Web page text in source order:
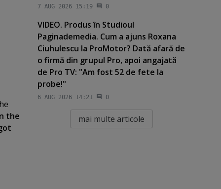
the
7 AUG 2026 15:19 0
VIDEO. Produs în Studioul
Paginademedia. Cum a ajuns Roxana
Ciuhulescu la ProMotor? Dată afară de
o firmă din grupul Pro, apoi angajată
de Pro TV: "Am fost 52 de fete la
probe!"
6 AUG 2026 14:21 0
mai multe articole